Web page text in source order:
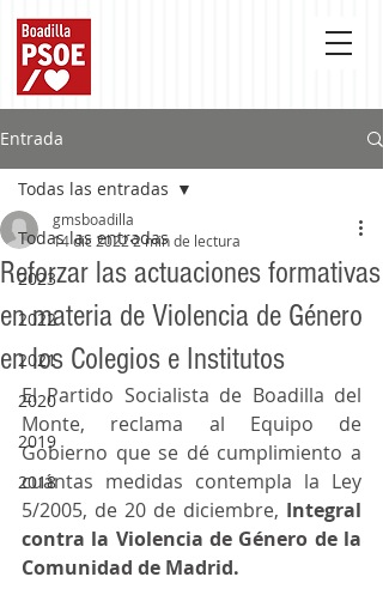
Entrada
Todas las entradas
2023
2022
2021
2020
2019
2018
Todas las entradas
Reforzar las actuaciones formativas
en materia de Violencia de Género
en los Colegios e Institutos
gmsboadilla
14 dic 20222 min de lectura
El Partido Socialista de Boadilla del
Monte, reclama al Equipo de
Gobierno que se dé cumplimiento a
cuántas medidas contempla la Ley
5/2005, de 20 de diciembre, Integral
contra la Violencia de Género de la
Comunidad de Madrid.